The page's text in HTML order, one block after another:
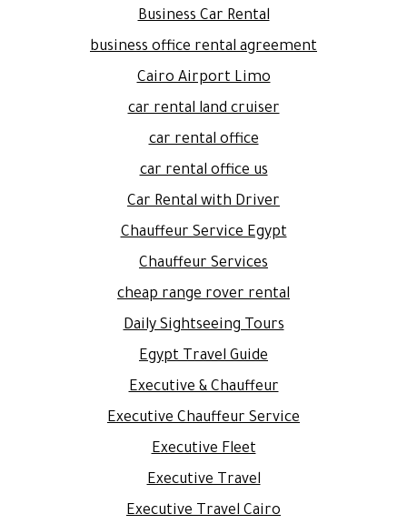
Business Car Rental
business office rental agreement
Cairo Airport Limo
car rental land cruiser
car rental office
car rental office us
Car Rental with Driver
Chauffeur Service Egypt
Chauffeur Services
cheap range rover rental
Daily Sightseeing Tours
Egypt Travel Guide
Executive & Chauffeur
Executive Chauffeur Service
Executive Fleet
Executive Travel
Executive Travel Cairo